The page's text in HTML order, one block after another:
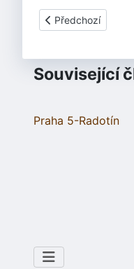
Předchozí článek:
Předchozí
Související
Praha 5-Radotín